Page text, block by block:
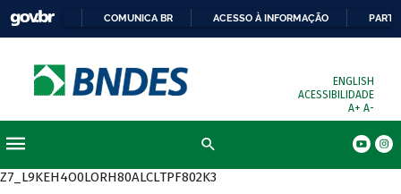
COMUNICA BR ACESSO À INFORMAÇÃO
ENGLISH
ACESSIBILIDADE
A+ A-
Z7_L9KEH4O0LORH80ALCLTPF802K3